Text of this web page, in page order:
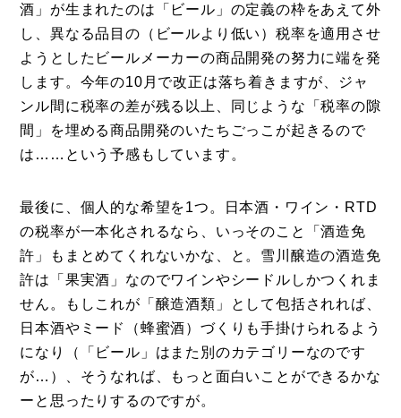
酒」が生まれたのは「ビール」の定義の枠をあえて外
し、異なる品目の（ビールより低い）税率を適用させ
ようとしたビールメーカーの商品開発の努力に端を発
します。今年の10月で改正は落ち着きますが、ジャ
ンル間に税率の差が残る以上、同じような「税率の隙
間」を埋める商品開発のいたちごっこが起きるので
は……という予感もしています。
最後に、個人的な希望を1つ。日本酒・ワイン・RTD
の税率が一本化されるなら、いっそのこと「酒造免
許」もまとめてくれないかな、と。雪川醸造の酒造免
許は「果実酒」なのでワインやシードルしかつくれま
せん。もしこれが「醸造酒類」として包括されれば、
日本酒やミード（蜂蜜酒）づくりも手掛けられるよう
になり（「ビール」はまた別のカテゴリーなのです
が…）、そうなれば、もっと面白いことができるかな
ーと思ったりするのですが。